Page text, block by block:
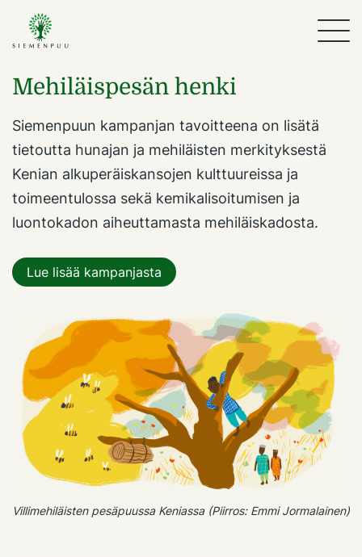
Mehiläispesän henki
Siemenpuun kampanjan tavoitteena on lisätä
tietoutta hunajan ja mehiläisten merkityksestä
Kenian alkuperäiskansojen kulttuureissa ja
toimeentulossa sekä kemikalisoitumisen ja
luontokadon aiheuttamasta mehiläiskadosta.
Lue lisää kampanjasta
Villimehiläisten pesäpuussa Keniassa (Piirros: Emmi Jormalainen)